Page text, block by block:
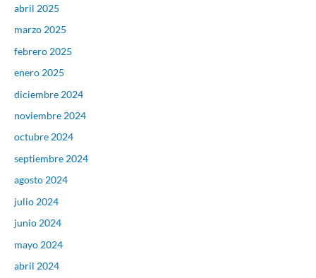
abril 2025
marzo 2025
febrero 2025
enero 2025
diciembre 2024
noviembre 2024
octubre 2024
septiembre 2024
agosto 2024
julio 2024
junio 2024
mayo 2024
abril 2024